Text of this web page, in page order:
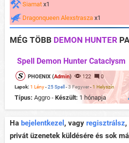
Siamat x1
Dragonqueen Alexstrasza x1
MÉG TÖBB DEMON HUNTER
Spell Demon Hunter Cataclysm
PHOENIX (Admin) 122 0
Lapok: 1 Lény-25 Spell -3 Fegyver-1 Helyszín
Típus: Aggro - Készült: 1 hónapja
Ha bejelentkezel , vagy regisztrálsz,
privát üzenetek küldésére és sok